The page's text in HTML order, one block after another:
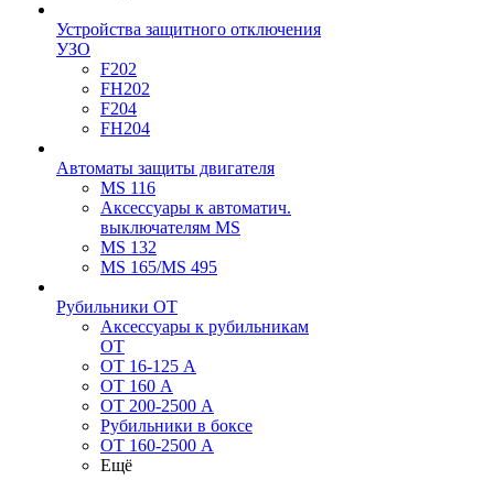
Устройства защитного отключения
УЗО
F202
FH202
F204
FH204
Автоматы защиты двигателя
MS 116
Аксессуары к автоматич.
выключателям MS
MS 132
MS 165/MS 495
Рубильники ОТ
Аксессуары к рубильникам
OT
OT 16-125 А
OT 160 А
OT 200-2500 А
Рубильники в боксе
OT 160-2500 А
Ещё